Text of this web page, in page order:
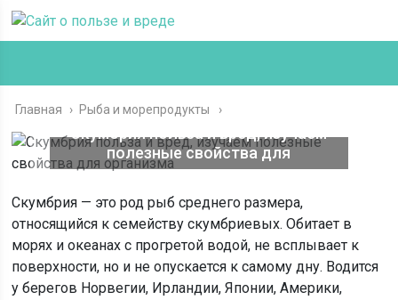
Главная › Рыба и морепродукты
Скумбрия польза и вред, изучаем
полезные свойства для
организма
Скумбрия — это род рыб среднего размера,
относящийся к семейству скумбриевых. Обитает в
морях и океанах с прогретой водой, не всплывает к
поверхности, но и не опускается к самому дну. Водится
у берегов Норвегии, Ирландии, Японии, Америки,